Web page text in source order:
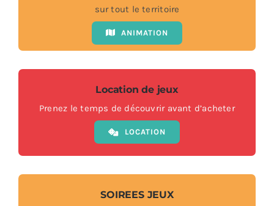
sur tout le territoire
ANIMATION
Location de jeux
Prenez le temps de découvrir avant d’acheter
LOCATION
SOIREES JEUX